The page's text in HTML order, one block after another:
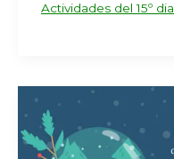
Actividades del 15º dia